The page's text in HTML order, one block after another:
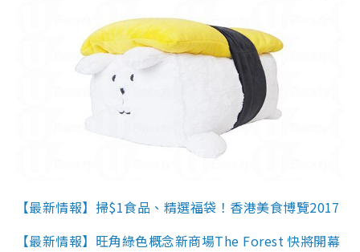
【最新情報】掃$1食品、精選福袋！香港美食博覽2017
【最新情報】旺角綠色概念新商場The Forest 快將開幕